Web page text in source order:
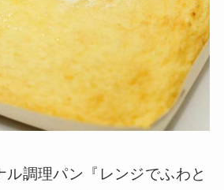
ル調理パン『レンジでふわと